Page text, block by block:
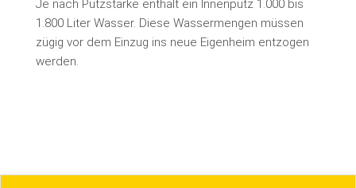
Je nach Putzstärke enthält ein Innenputz 1.000 bis
1.800 Liter Wasser. Diese Wassermengen müssen
zügig vor dem Einzug ins neue Eigenheim entzogen
werden.